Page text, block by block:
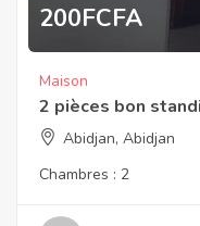
200FCFA
Maison
2 pièces bon
Abidjan, Abidjan
Chambres : 2